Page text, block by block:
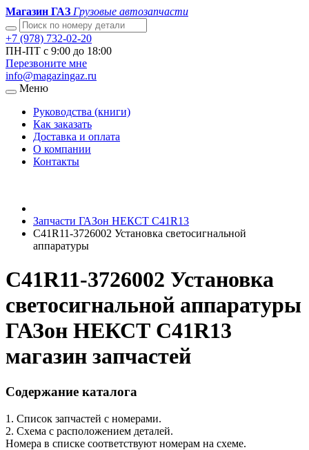
Магазин ГАЗ Грузовые автозапчасти
+7 (978) 732-02-20
ПН-ПТ с 9:00 до 18:00
Перезвоните мне
info@magazingaz.ru
Меню
Руководства (книги)
Как заказать
Доставка и оплата
О компании
Контакты
Запчасти ГАЗон НЕКСТ C41R13
С41R11-3726002 Установка светосигнальной
аппаратуры
С41R11-3726002 Установка
светосигнальной аппаратуры
ГАЗон НЕКСТ C41R13
магазин запчастей
Содержание каталога
1. Список запчастей с номерами.
2. Схема с расположением деталей.
Номера в списке соответствуют номерам на схеме.